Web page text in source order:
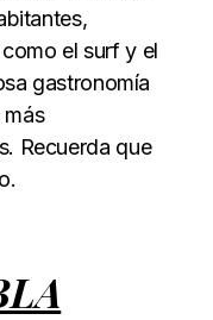
el surf y el
gastronomía
más
Recuerda que